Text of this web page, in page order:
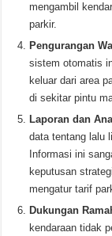
mengambil
parkir.
Pengurangan
sistem otomatis
keluar dari area
di sekitar pintu
Laporan dan
data tentang lalu
Informasi ini
keputusan
mengatur tarif
Dukungan
kendaraan tidak